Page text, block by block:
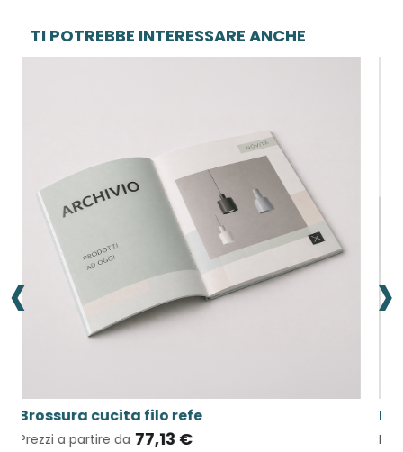
TI POTREBBE INTERESSARE ANCHE
Biglietti da visita classici
Prezzi a partire da 15,50 €
‹ ›